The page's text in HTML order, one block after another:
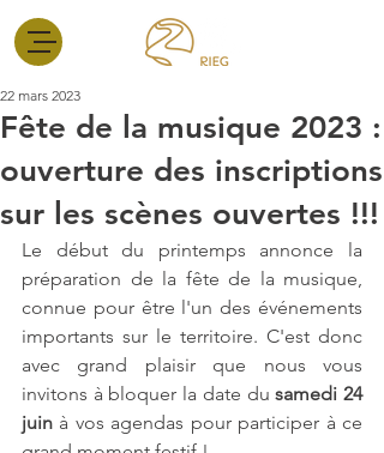
Fête de la musique 2023 :
ouverture des inscriptions
sur les scènes ouvertes !!!
22 mars 2023
Le début du printemps annonce la
préparation de la fête de la musique,
connue pour être l'un des événements
importants sur le territoire. C'est donc
avec grand plaisir que nous vous
invitons à bloquer la date du samedi 24
juin à vos agendas pour participer à ce